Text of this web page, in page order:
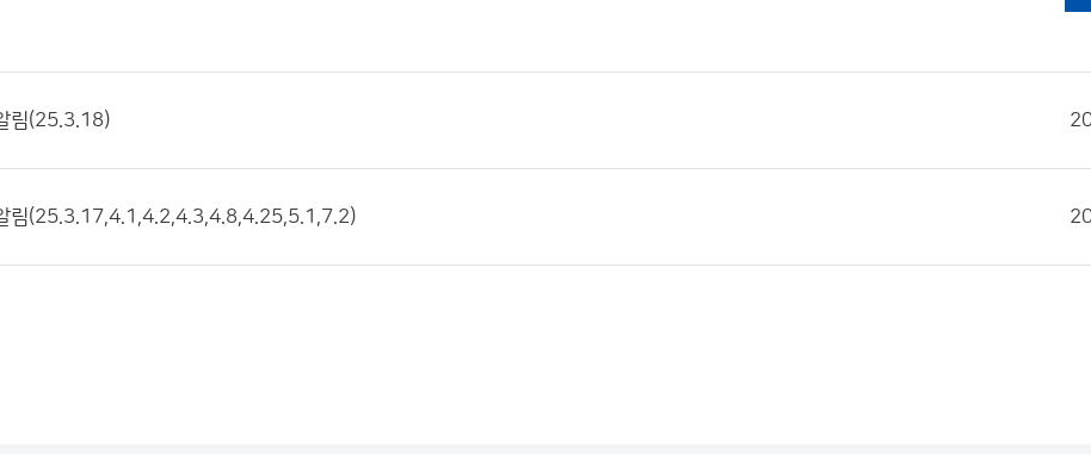
림(25.3.18)
림(25.3.17,4.1,4.2,4.3,4.8,4.25,5.1,7.2)